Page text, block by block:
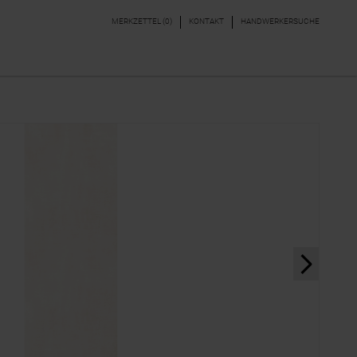
MERKZETTEL (0) KONTAKT HANDWERKERSUCHE
next